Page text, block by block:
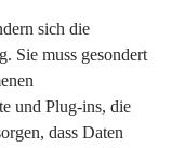
sich die
Sie muss gesondert
und Plug-ins, die
dass Daten